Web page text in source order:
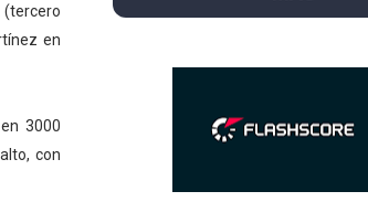
y Nelli Chukanivska nuevos campeones
(tercero
en
3000
con